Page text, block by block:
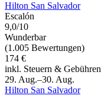
Hilton San Salvador
Escalón
9,0/10
Wunderbar
(1.005 Bewertungen)
174 €
inkl. Steuern & Gebühren
29. Aug.–30. Aug.
Hilton San Salvador